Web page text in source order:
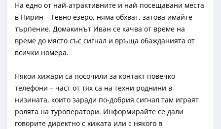
На едно от най-атрактивните и най-посещавани места
в Пирин – Тевно езеро, няма обхват, затова имайте
търпение. Домакинът Иван се качва от време на
време до място със сигнал и връща обажданията от
всички номера.
Някои хижари са посочили за контакт повечко
телефони – част от тях са на техни роднини в
низината, които заради по-добрия сигнал там играят
ролята на туроператори. Информирайте се дали
говорите директно с хижата или с някого в